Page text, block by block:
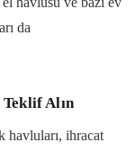
da
Alın
havluları, ihracat